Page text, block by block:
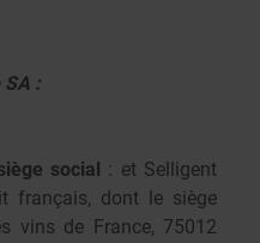
SA :
social : et Selligent
français, dont le siège
vins de France, 75012